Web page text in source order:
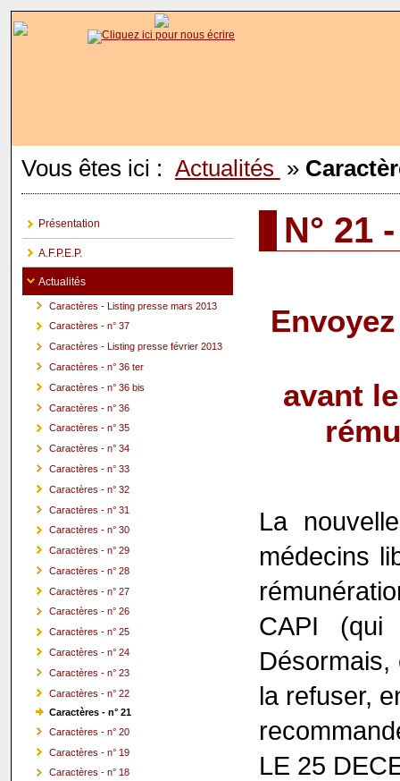
Vous êtes ici : Actualités »
Présentation
A.F.P.E.P.
Actualités
Caractères - Listing presse mars 2013
Caractères - n° 37
Caractères - Listing presse février 2013
Caractères - n° 36 ter
Caractères - n° 36 bis
Caractères - n° 36
Caractères - n° 35
Caractères - n° 34
Caractères - n° 33
Caractères - n° 32
Caractères - n° 31
Caractères - n° 30
Caractères - n° 29
Caractères - n° 28
Caractères - n° 27
Caractères - n° 26
Caractères - n° 25
Caractères - n° 24
Caractères - n° 23
Caractères - n° 22
Caractères - n° 21
Caractères - n° 20
Caractères - n° 19
Caractères - n° 18
N° 21
avant
La
médecins
CAPI (qui
la refuser,
LE 25